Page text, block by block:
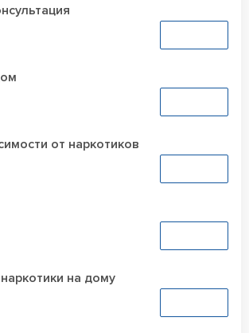
от наркотиков
на дому